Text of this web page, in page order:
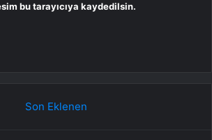
bu tarayıcıya kaydedilsin.
Son Eklenen